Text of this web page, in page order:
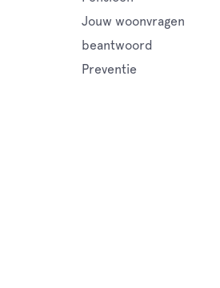
Jouw woonvragen
beantwoord
Preventie